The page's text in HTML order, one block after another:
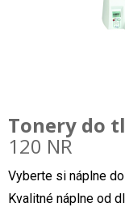
Tonery do
120 NR
Vyberte si náplne
Kvalitné náplne od